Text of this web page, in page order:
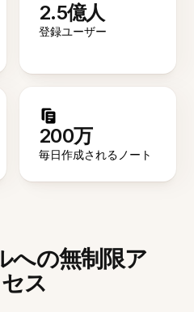
2.5億人
登録ユーザー
200万
毎日作成されるノート
への無制限ア
ス